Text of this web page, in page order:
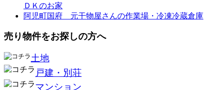
ＤＫのお家
阿児町国府 元干物屋さんの作業場・冷凍冷蔵倉庫
売り物件をお探しの方へ
土地
戸建・別荘
マンション